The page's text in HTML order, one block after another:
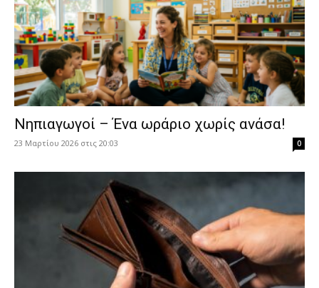
Νηπιαγωγοί – Ένα ωράριο χωρίς ανάσα!
23 Μαρτίου 2026 στις 20:03 0